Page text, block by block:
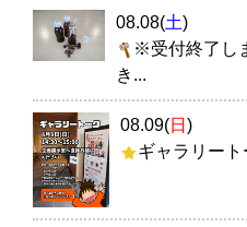
08.08(土)
※受付終了し
き...
08.09(日 )
ギャラリート